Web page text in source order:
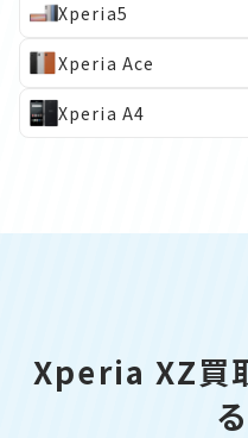
Xperia5
Xperia Ace
Xperia A4
Xperia XZ買